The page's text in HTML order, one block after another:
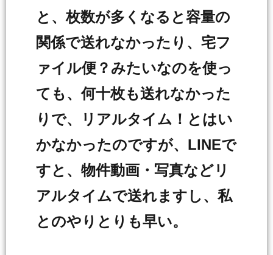
と、枚数が多くなると容量の
関係で送れなかったり、宅フ
ァイル便？みたいなのを使っ
ても、何十枚も送れなかった
りで、リアルタイム！とはい
かなかったのですが、LINEで
すと、物件動画・写真などリ
アルタイムで送れますし、私
とのやりとりも早い。